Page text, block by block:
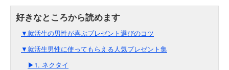
▼就活生の男性が喜ぶプレゼント選びのコツ
▼就活生男性に使ってもらえる人気プレゼント集
▶1. ネクタイ